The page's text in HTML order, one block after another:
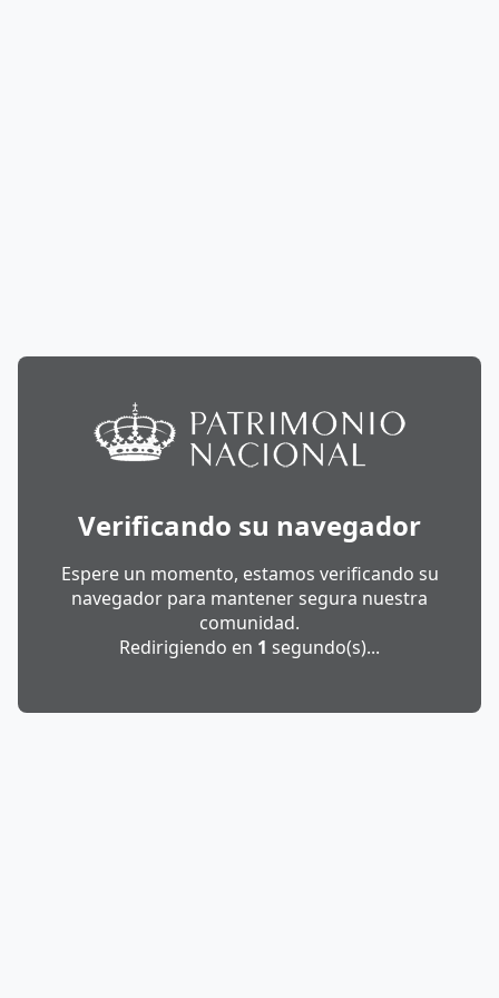
Verificando su navegador
Espere un momento, estamos verificando su
navegador para mantener segura nuestra
comunidad.
Redirigiendo en 1 segundo(s)...